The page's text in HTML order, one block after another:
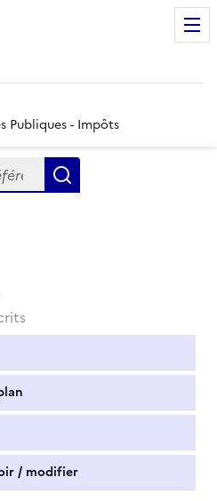
Publiques - Impôts
mots clés, partie du
/ modifier